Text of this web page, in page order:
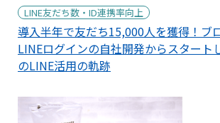
LINE友だち数・ID連携率向上
導入半年で友だち15,000人を獲得！ブ
LINEログインの自社開発からスタート
のLINE活用の軌跡